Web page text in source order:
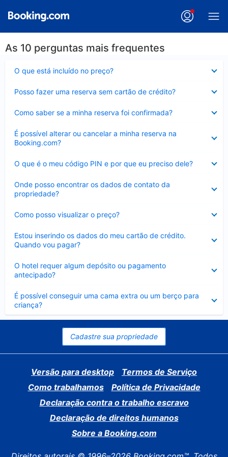
As 10 perguntas mais frequentes
O que está incluído no preço?
Posso fazer uma reserva sem cartão de crédito?
Como saber se a minha reserva foi confirmada?
É possível alterar ou cancelar a minha reserva na
Booking.com?
Contraído
O que é o meu código PIN e por que eu preciso dele?
Onde posso encontrar os dados de contato da
propriedade?
Como posso visualizar o preço?
Estou inserindo os dados do meu cartão de crédito.
Quando vou pagar?
O hotel requer algum depósito ou pagamento
antecipado?
É possível conseguir uma cama extra ou um berço para
criança?
Contraído
Cadastre sua propriedade
Versão para desktop
Termos de Serviço
Como trabalhamos
Política de Privacidade
Declaração contra o trabalho escravo
Declaração de direitos humanos
Sobre a Booking.com